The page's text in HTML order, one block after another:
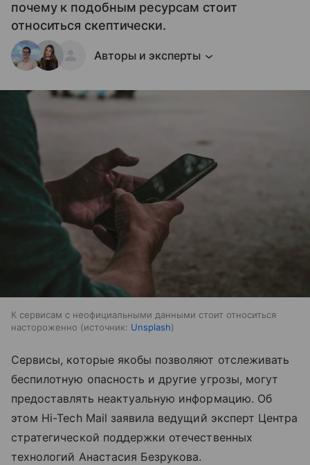
почему к подобным ресурсам стоит
относиться скептически.
Авторы и эксперты
К сервисам с неофициальными данными стоит относиться
настороженно
источник: Unsplash
Сервисы, которые якобы позволяют отслеживать
беспилотную опасность и другие угрозы, могут
предоставлять неактуальную информацию. Об
этом Hi-Tech Mail заявила ведущий эксперт Центра
стратегической поддержки отечественных
технологий Анастасия Безрукова.